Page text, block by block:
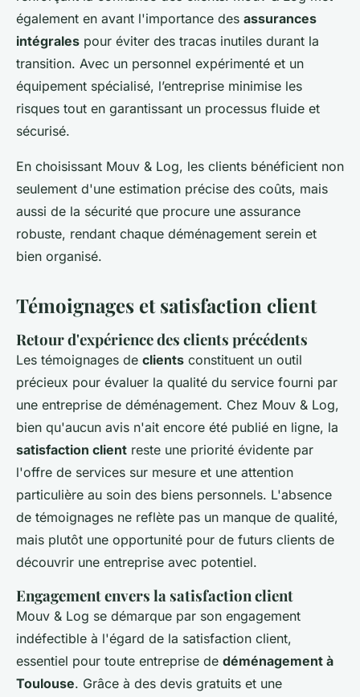
également en avant l'importance des assurances
intégrales pour éviter des tracas inutiles durant la
transition. Avec un personnel expérimenté et un
équipement spécialisé, l’entreprise minimise les
risques tout en garantissant un processus fluide et
sécurisé.
En choisissant Mouv & Log, les clients bénéficient non
seulement d'une estimation précise des coûts, mais
aussi de la sécurité que procure une assurance
robuste, rendant chaque déménagement serein et
bien organisé.
Témoignages et satisfaction client
Retour d'expérience des clients précédents
Les témoignages de clients constituent un outil
précieux pour évaluer la qualité du service fourni par
une entreprise de déménagement. Chez Mouv & Log,
bien qu'aucun avis n'ait encore été publié en ligne, la
satisfaction client reste une priorité évidente par
l'offre de services sur mesure et une attention
particulière au soin des biens personnels. L'absence
de témoignages ne reflète pas un manque de qualité,
mais plutôt une opportunité pour de futurs clients de
découvrir une entreprise avec potentiel.
Engagement envers la satisfaction client
Mouv & Log se démarque par son engagement
indéfectible à l'égard de la satisfaction client,
essentiel pour toute entreprise de déménagement à
Toulouse. Grâce à des devis gratuits et une